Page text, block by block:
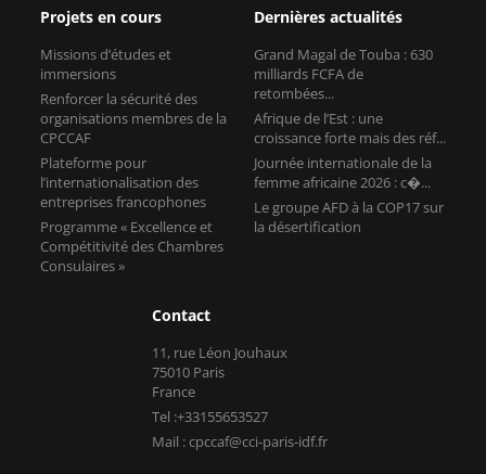
Projets en cours
Missions d’études et
immersions
Renforcer la sécurité des
organisations membres de la
CPCCAF
Plateforme pour
l’internationalisation des
entreprises francophones
Programme « Excellence et
Compétitivité des Chambres
Consulaires »
Dernières actualités
Grand Magal de Touba : 630
milliards FCFA de
retombées...
Afrique de l’Est : une
croissance forte mais des réf...
Journée internationale de la
femme africaine 2026 : c�...
Le groupe AFD à la COP17 sur
la désertification
Contact
11, rue Léon Jouhaux
75010 Paris
France
Tel :+33155653527
Mail : cpccaf@cci-paris-idf.fr